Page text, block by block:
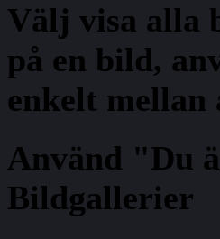
Välj visa alla
på en bild,
enkelt
Använd "Du
Bildgallerier